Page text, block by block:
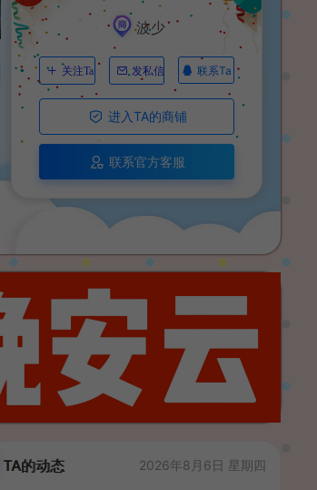
波少
关注Ta 发私信 联系Ta
进入TA的商铺
联系官方客服
TA的动态 2026年8月6日 星期四